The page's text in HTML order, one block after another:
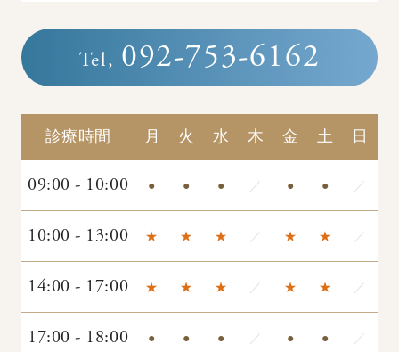
Tel, 092-753-6162
診療時間 月 火 水 木 金 土 日
09:00 - 10:00 ● ● ● ／ ● ● ／
10:00 - 13:00 ★ ★ ★ ／ ★ ★ ／
14:00 - 17:00 ★ ★ ★ ／ ★ ★ ／
17:00 - 18:00 ● ● ● ／ ● ● ／